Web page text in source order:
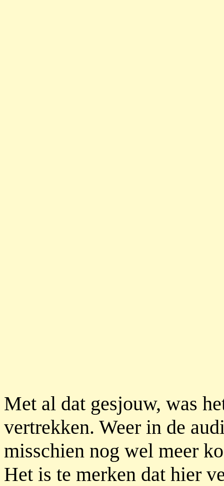
Met al dat gesjouw, was
vertrekken. Weer in de
misschien nog wel meer
Het is te merken dat hier